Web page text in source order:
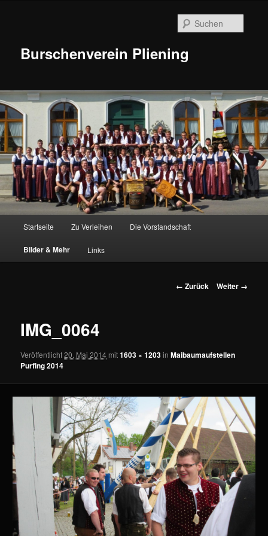
Burschenverein Pliening
Zum
Inhalt
Startseite Zu Verleihen Die Vorstandschaft
Bilder & Mehr Links
Bilder-
← Zurück Weiter →
IMG_0064
Veröffentlicht20. Mai 2014 mit1603 × 1203inMaibaumaufstellen
Purfing 2014